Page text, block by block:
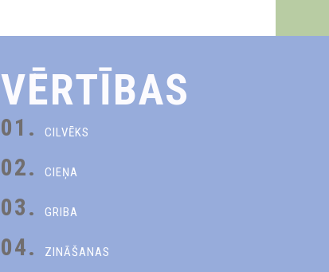
VĒRTĪBAS
01. CILVĒKS
02. CIEŅA
03. GRIBA
04. ZINĀŠANAS